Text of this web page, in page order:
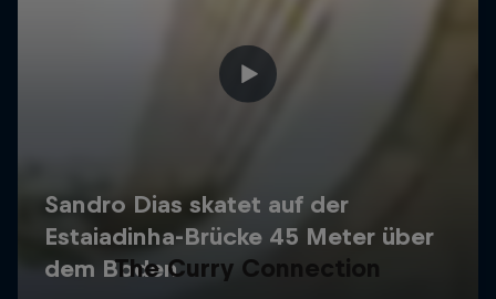
The Curry Connection